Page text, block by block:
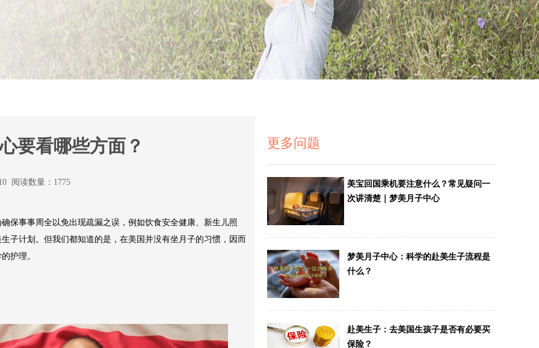
要看哪些方面？
阅读数量：1775
保事事周全以免出现疏漏之误，例如饮食安全健康、新生儿照
子计划。但我们都知道的是，在美国并没有坐月子的习惯，因而
护理。
更多问题
美宝回国乘机要注意什么？常见疑问一
次讲清楚｜梦美月子中心
梦美月子中心：科学的赴美生子流程是
什么？
赴美生子：去美国生孩子是否有必要买
保险？